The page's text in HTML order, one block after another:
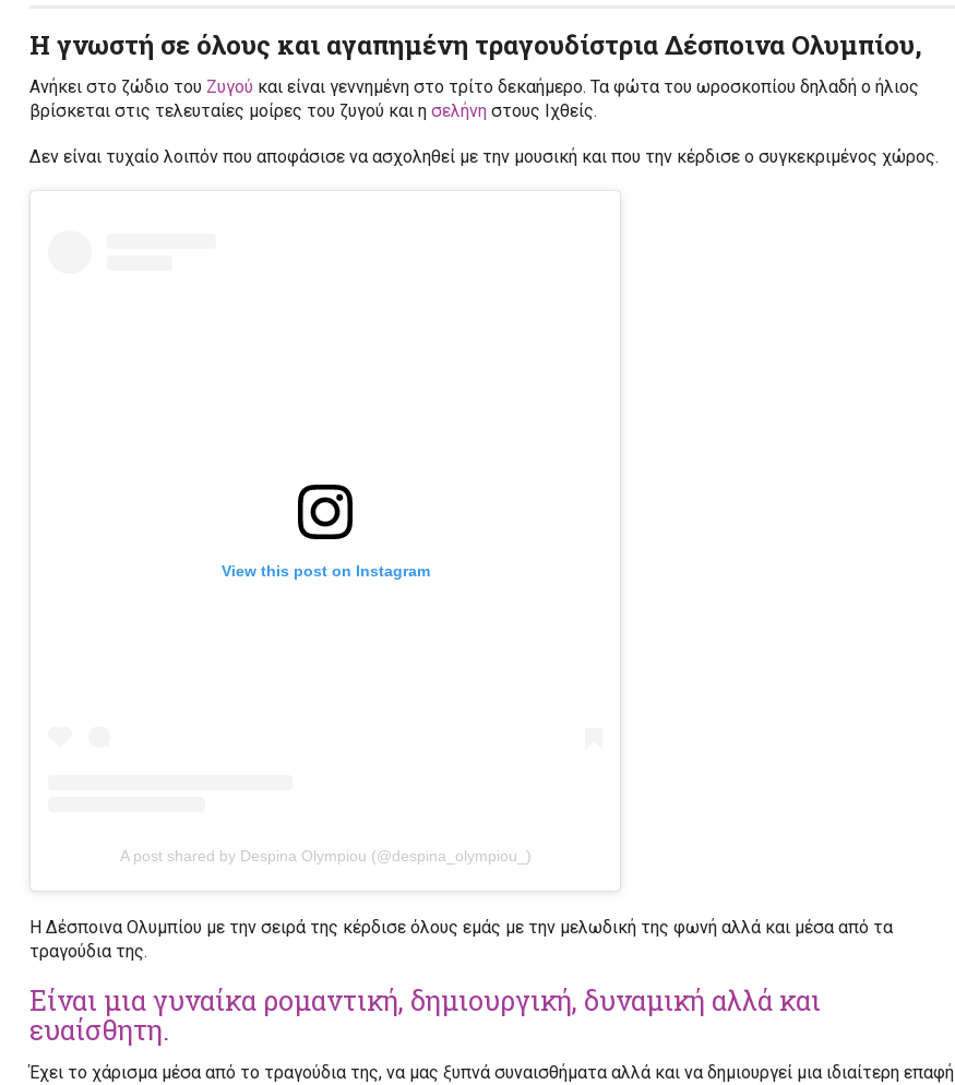
Η γνωστή σε όλους και αγαπημένη τραγουδίστρια Δέσποινα Ολυμπίου,
Aνήκει στο ζώδιο του Ζυγού και είναι γεννημένη στο τρίτο δεκαήμερο. Τα φώτα του ωροσκοπίου δηλαδή ο ήλιος
βρίσκεται στις τελευταίες μοίρες του ζυγού και η σελήνη στους Ιχθείς.
Δεν είναι τυχαίο λοιπόν που αποφάσισε να ασχοληθεί με την μουσική και που την κέρδισε ο συγκεκριμένος χώρος.
View this post on Instagram
A post shared by Despina Olympiou (@despina_olympiou_)
Η Δέσποινα Ολυμπίου με την σειρά της κέρδισε όλους εμάς με την μελωδική της φωνή αλλά και μέσα από τα
τραγούδια της.
Είναι μια γυναίκα ρομαντική, δημιουργική, δυναμική αλλά και
ευαίσθητη.
Έχει το χάρισμα μέσα από το τραγούδια της, να μας ξυπνά συναισθήματα αλλά και να δημιουργεί μια ιδιαίτερη επαφή